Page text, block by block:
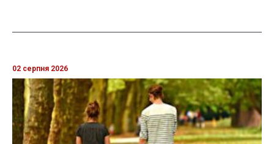
02 серпня 2026